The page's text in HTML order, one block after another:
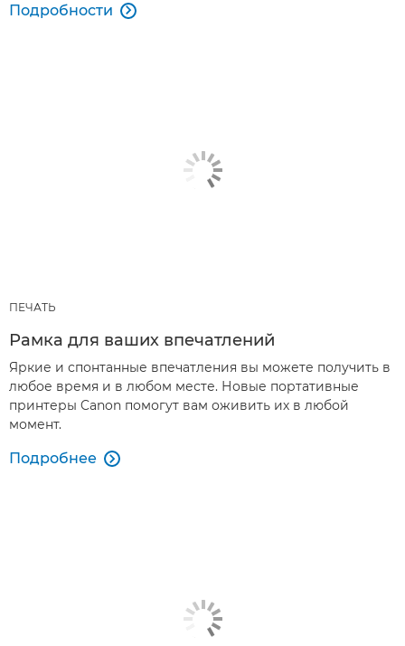
Подробности 
ПЕЧАТЬ
Рамка для ваших впечатлений
Яркие и спонтанные впечатления вы можете получить в
любое время и в любом месте. Новые портативные
принтеры Canon помогут вам оживить их в любой
момент.
Подробнее 